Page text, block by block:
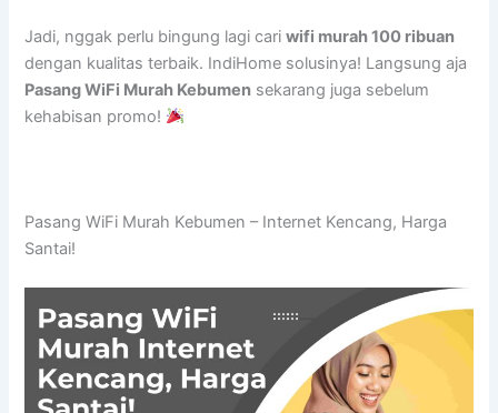
Jadi, nggak perlu bingung lagi cariwifi murah 100 ribuan
dengan kualitas terbaik. IndiHome solusinya! Langsung aja
Pasang WiFi Murah Kebumen sekarang juga sebelum
kehabisan promo!
Pasang WiFi Murah Kebumen – Internet Kencang, Harga
Santai!